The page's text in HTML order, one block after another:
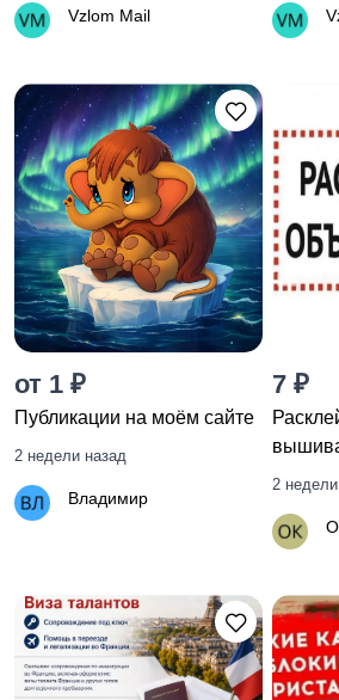
Услуги посредников
Вывоз мусора и
вторсырья
дезинсекция,
спецуборка
Фото- и видеосъёмка
Vzlom Mail
от 1 ₽
Публикации на моём сайте
2 недели назад
Владимир
7 ₽
сборка
2